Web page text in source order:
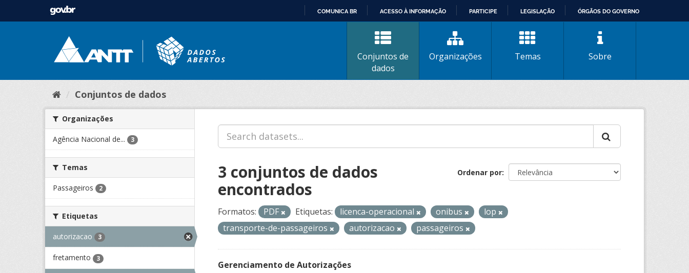
CONTEÚDO
COMUNICA BR ACESSO À INFORMAÇÃO PARTICIPE LEGISLAÇÃO ÓRGÃOS DO GOVERNO
Conjuntos de
dados
Organizações Temas Sobre
Conjuntos de dados
Organizações
Agência Nacional de... 3
Temas
Passageiros 2
Etiquetas
autorizacao 3
fretamento 3
Ordenar por
3 conjuntos de dados
encontrados
Formatos: PDF Etiquetas: licenca-operacional onibus
lop
transporte-de-passageiros
autorizacao passageiros
Gerenciamento de Autorizações